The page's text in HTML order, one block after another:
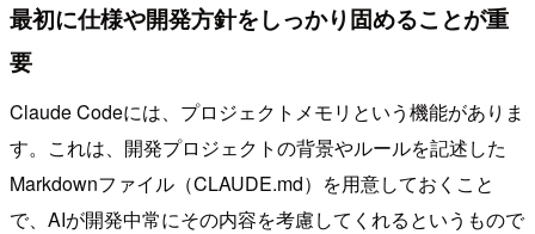
最初に仕様や開発方針をしっかり固めることが重
要
Claude Codeには、プロジェクトメモリという機能がありま
す。これは、開発プロジェクトの背景やルールを記述した
Markdownファイル（CLAUDE.md）を用意しておくこと
で、AIが開発中常にその内容を考慮してくれるというもので